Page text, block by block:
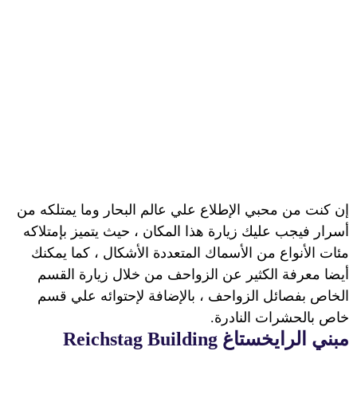
إن كنت من محبي الإطلاع علي عالم البحار وما يمتلكه من
أسرار فيجب عليك زيارة هذا المكان ، حيث يتميز بإمتلاكه
مئات الأنواع من الأسماك المتعددة الأشكال ، كما يمكنك
أيضا معرفة الكثير عن الزواحف من خلال زيارة القسم
الخاص بفصائل الزواحف ، بالإضافة لإحتوائه علي قسم
خاص بالحشرات النادرة.
مبني الرايخستاغ Reichstag Building